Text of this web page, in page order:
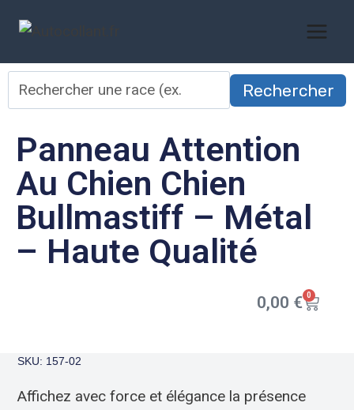
Rechercher
Panneau Attention
Au Chien Chien
Bullmastiff – Métal
– Haute Qualité
0,00 € 0
SKU: 157-02
Affichez avec force et élégance la présence